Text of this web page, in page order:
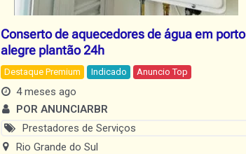
Conserto de aquecedores de água em porto
alegre plantão 24h
Destaque Premium Indicado Anuncio Top
4 meses ago
POR ANUNCIARBR
Prestadores de Serviços
Rio Grande do Sul